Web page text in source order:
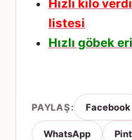
Hızlı kilo
listesi
Hızlı göbek
PAYLAŞ: Facebook
WhatsApp